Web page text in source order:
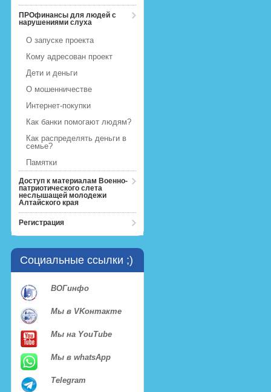
ПРОфинансы для людей с
нарушениями слуха
О запуске проекта
Кому адресован проект
Дети и деньги
О мошенничестве
Интернет-покупки
Как банки помогают людям?
Как распределять деньги в
семье?
Памятки
Доступ к материалам Военно-
патриотического слета
неслышащей молодежи
Алтайского края
Регистрация
Социальные ссылки ;)
ВОГинфо
Мы в VKонтакте
Мы на YouTube
Мы в whatsApp
Telegram